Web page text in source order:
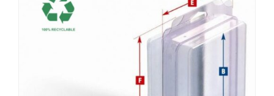
TILFØJ TIL KURV